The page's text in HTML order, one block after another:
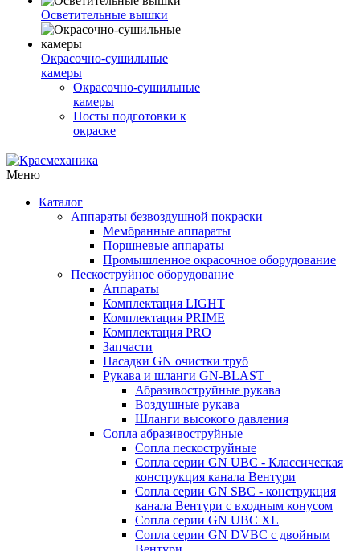
Осветительные вышки
Окрасочно-сушильные
камеры
Окрасочно-сушильные
камеры
Посты подготовки к
окраске
Меню
Каталог
Аппараты безвоздушной покраски
Мембранные аппараты
Поршневые аппараты
Промышленное окрасочное оборудование
Пескоструйное оборудование
Аппараты
Комплектация LIGHT
Комплектация PRIME
Комплектация PRO
Запчасти
Насадки GN очистки труб
Рукава и шланги GN-BLAST
Абразивоструйные рукава
Воздушные рукава
Шланги высокого давления
Сопла абразивоструйные
Сопла пескоструйные
Сопла серии GN UBC - Классическая
конструкция канала Вентури
Сопла серии GN SBC - конструкция
канала Вентури c входным конусом
Сопла серии GN UBC XL
Сопла серии GN DVBC с двойным